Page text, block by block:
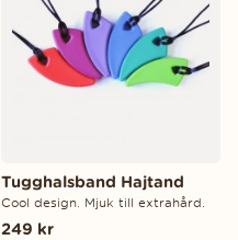
Tugghalsband Hajtand
Cool design. Mjuk till extrahård.
249 kr